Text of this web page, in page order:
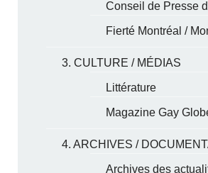
Conseil de Presse
Fierté Montréal /
3. CULTURE / MÉDIAS
Littérature
Magazine Gay
4. ARCHIVES /
Archives des